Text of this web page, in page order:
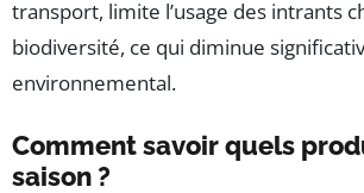
transport, limite l’usage des intrants
biodiversité, ce qui diminue
environnemental.
Comment savoir quels
saison ?